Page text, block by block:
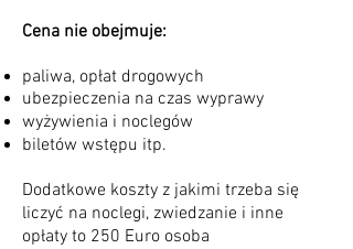
Cena nie obejmuje:
paliwa, opłat drogowych
ubezpieczenia na czas wyprawy
wyżywienia i noclegów
biletów wstępu itp.
Dodatkowe koszty z jakimi trzeba się
liczyć na noclegi, zwiedzanie i inne
opłaty to 250 Euro osoba